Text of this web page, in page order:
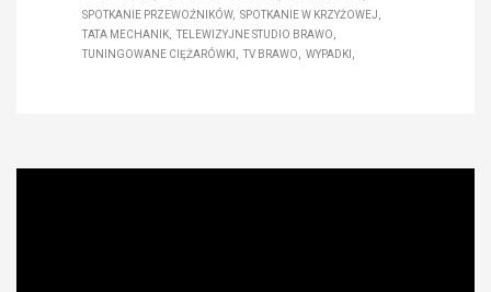
SPOTKANIE PRZEWOŹNIKÓW
SPOTKANIE W KRZYŻOWEJ
TATA MECHANIK
TELEWIZYJNE STUDIO BRAWO
TUNINGOWANE CIĘŻARÓWKI
TV BRAWO WYPADKI